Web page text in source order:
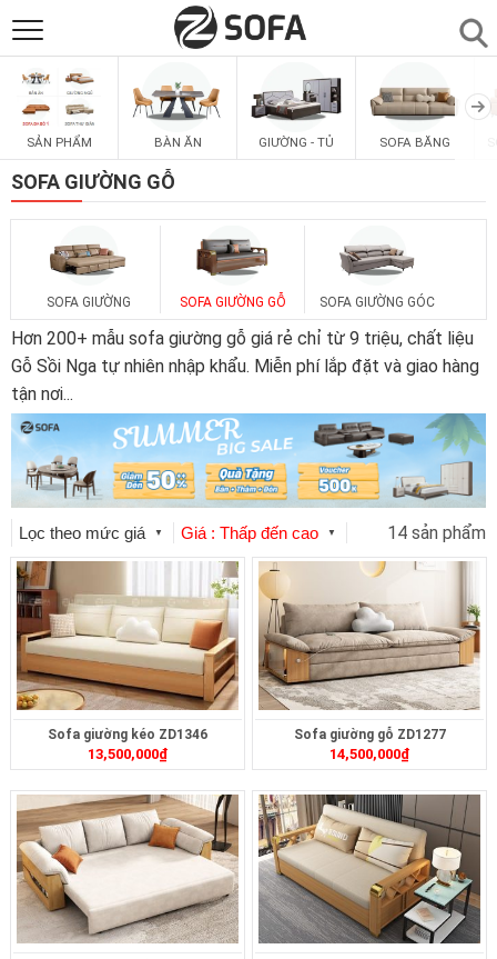
SẢN PHẨM
SOFAS
PHÒNG ĂN
PHÒNG KHÁCH
LIÊN HỆ
SẢN PHẨM BÀN ĂN GIƯỜNG - TỦ SOFA BĂNG
SOFA GIƯỜNG GỖ
SOFA GIƯỜNG SOFA GIƯỜNG GỖ SOFA GIƯỜNG GÓC
Hơn 200+ mẫu sofa giường gỗ giá rẻ chỉ từ 9 triệu, chất liệu
Gỗ Sồi Nga tự nhiên nhập khẩu. Miễn phí lắp đặt và giao hàng
tận nơi...
Lọc theo mức giá ▼ Giá : Thấp đến cao ▼ 14 sản phẩm
Sofa giường kéo ZD1346
13,500,000₫
Sofa giường gỗ ZD1277
14,500,000₫